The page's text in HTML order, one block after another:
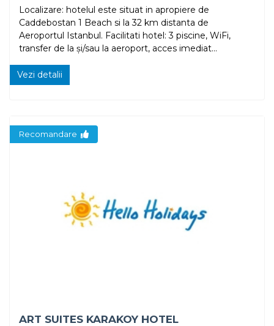
Localizare: hotelul este situat in apropiere de
Caddebostan 1 Beach si la 32 km distanta de
Aeroportul Istanbul. Facilitati hotel: 3 piscine, WiFi,
transfer de la și/sau la aeroport, acces imediat...
Vezi detalii
Recomandare
ART SUITES KARAKOY HOTEL